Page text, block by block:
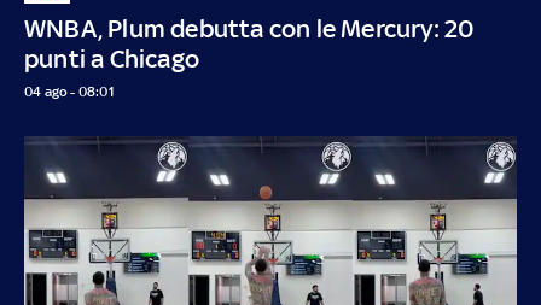
WNBA, Plum debutta con le Mercury: 20
punti a Chicago
04 ago - 08:01